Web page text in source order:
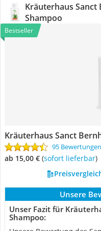
Kräuterhaus Sanct
Shampoo
Bestseller
Kräuterhaus Sanct
95 Bewertungen
ab 15,00 € ( Sofort lieferbar)
Unsere
Unser Fazit für
Shampoo: